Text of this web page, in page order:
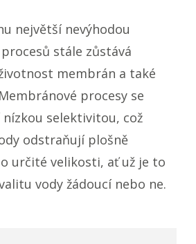
největší nevýhodou
stále zůstává
membrán a také
procesy se
selektivitou, což
odstraňují plošně
určité velikosti, ať už je to
vody žádoucí nebo ne.